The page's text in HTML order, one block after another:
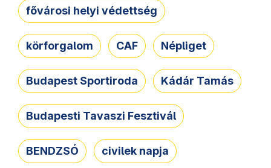
fővárosi helyi védettség
körforgalom CAF Népliget
Budapest Sportiroda Kádár Tamás
Budapesti Tavaszi Fesztivál
BENDZSÓ civilek napja